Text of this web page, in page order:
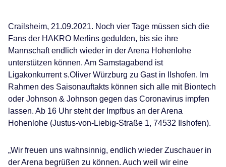
Crailsheim, 21.09.2021. Noch vier Tage müssen sich die
Fans der HAKRO Merlins gedulden, bis sie ihre
Mannschaft endlich wieder in der Arena Hohenlohe
unterstützen können. Am Samstagabend ist
Ligakonkurrent s.Oliver Würzburg zu Gast in Ilshofen. Im
Rahmen des Saisonauftakts können sich alle mit Biontech
oder Johnson & Johnson gegen das Coronavirus impfen
lassen. Ab 16 Uhr steht der Impfbus an der Arena
Hohenlohe (Justus-von-Liebig-Straße 1, 74532 Ilshofen).
„Wir freuen uns wahnsinnig, endlich wieder Zuschauer in
der Arena begrüßen zu können. Auch weil wir eine